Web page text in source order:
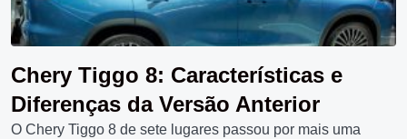
Chery Tiggo 8: Características e
Diferenças da Versão Anterior
O Chery Tiggo 8 de sete lugares passou por mais uma